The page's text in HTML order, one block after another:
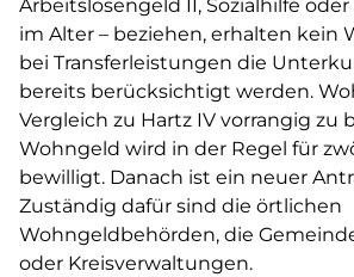
Arbeitslosengeld II, Sozialhilfe
im Alter – beziehen, erhalten kein
bei Transferleistungen die
bereits berücksichtigt werden.
Vergleich zu Hartz IV vorrangig zu
Wohngeld wird in der Regel für
bewilligt. Danach ist ein neuer
Zuständig dafür sind die örtlichen
Wohngeldbehörden, die
oder Kreisverwaltungen.